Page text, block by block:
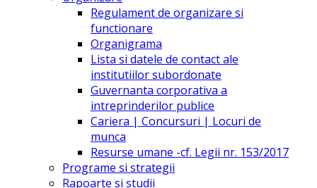
Regulament de organizare si
functionare
Organigrama
Lista si datele de contact ale
institutiilor subordonate
Guvernanta corporativa a
intreprinderilor publice
Cariera | Concursuri | Locuri de
munca
Resurse umane -cf. Legii nr. 153/2017
Programe si strategii
Rapoarte si studii